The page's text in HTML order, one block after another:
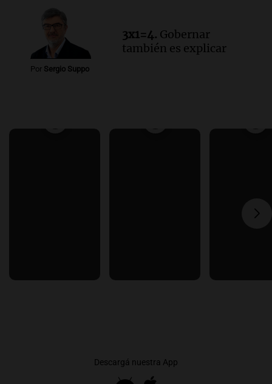
Por Sergio Suppo
3x1=4. Gobernar
también es explicar
Descargá nuestra App